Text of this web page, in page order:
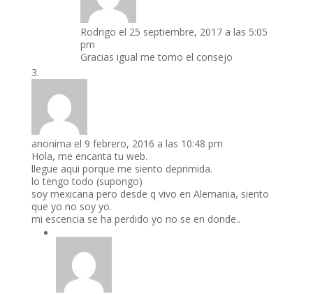
Rodrigo el 25 septiembre, 2017 a las 5:05
pm
Gracias igual me tomo el consejo
anonima el 9 febrero, 2016 a las 10:48 pm
Hola, me encanta tu web.
llegue aqui porque me siento deprimida.
lo tengo todo (supongo)
soy mexicana pero desde q vivo en Alemania, siento
que yo no soy yo.
mi escencia se ha perdido yo no se en donde..